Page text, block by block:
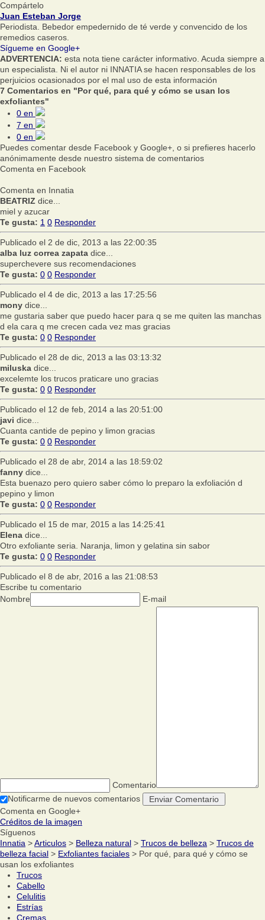
Compártelo
Juan Esteban Jorge
Periodista. Bebedor empedernido de té verde y convencido de los
remedios caseros.
Sígueme en Google+
ADVERTENCIA: esta nota tiene carácter informativo. Acuda siempre a
un especialista. Ni el autor ni INNATIA se hacen responsables de los
perjuicios ocasionados por el mal uso de esta información
7 Comentarios en "Por qué, para qué y cómo se usan los
exfoliantes"
0 en
7 en
0 en
Puedes comentar desde Facebook y Google+, o si prefieres hacerlo
anónimamente desde nuestro sistema de comentarios
Comenta en Facebook
Comenta en Innatia
BEATRIZ dice...
miel y azucar
Te gusta: 1 0 Responder
Publicado el 2 de dic, 2013 a las 22:00:35
alba luz correa zapata dice...
superchevere sus recomendaciones
Te gusta: 0 0 Responder
Publicado el 4 de dic, 2013 a las 17:25:56
mony dice...
me gustaria saber que puedo hacer para q se me quiten las manchas
d ela cara q me crecen cada vez mas gracias
Te gusta: 0 0 Responder
Publicado el 28 de dic, 2013 a las 03:13:32
miluska dice...
excelemte los trucos praticare uno gracias
Te gusta: 0 0 Responder
Publicado el 12 de feb, 2014 a las 20:51:00
javi dice...
Cuanta cantide de pepino y limon gracias
Te gusta: 0 0 Responder
Publicado el 28 de abr, 2014 a las 18:59:02
fanny dice...
Esta buenazo pero quiero saber cómo lo preparo la exfoliación d
pepino y limon
Te gusta: 0 0 Responder
Publicado el 15 de mar, 2015 a las 14:25:41
Elena dice...
Otro exfoliante seria. Naranja, limon y gelatina sin sabor
Te gusta: 0 0 Responder
Publicado el 8 de abr, 2016 a las 21:08:53
Escribe tu comentario
Nombre
E-mail
Comentario
Notificarme de nuevos comentarios
Comenta en Google+
Créditos de la imagen
Síguenos
Innatia >Articulos > Belleza natural > Trucos de belleza > Trucos de
belleza facial > Exfoliantes faciales > Por qué, para qué y cómo se
usan los exfoliantes
Trucos
Cabello
Celulitis
Estrías
Cremas